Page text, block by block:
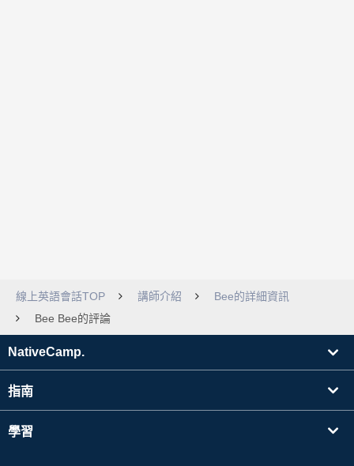
線上英語會話TOP 講師介紹
Bee的詳細資訊
Bee Bee的評論
NativeCamp.
指南
學習